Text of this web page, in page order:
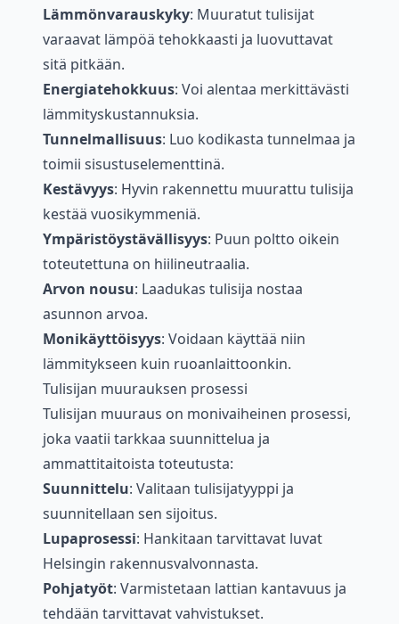
Lämmönvarauskyky: Muuratut tulisijat
varaavat lämpöä tehokkaasti ja luovuttavat
sitä pitkään.
Energiatehokkuus: Voi alentaa merkittävästi
lämmityskustannuksia.
Tunnelmallisuus: Luo kodikasta tunnelmaa ja
toimii sisustuselementtinä.
Kestävyys: Hyvin rakennettu muurattu tulisija
kestää vuosikymmeniä.
Ympäristöystävällisyys: Puun poltto oikein
toteutettuna on hiilineutraalia.
Arvon nousu: Laadukas tulisija nostaa
asunnon arvoa.
Monikäyttöisyys: Voidaan käyttää niin
lämmitykseen kuin ruoanlaittoonkin.
Tulisijan muurauksen prosessi
Tulisijan muuraus on monivaiheinen prosessi,
joka vaatii tarkkaa suunnittelua ja
ammattitaitoista toteutusta:
Suunnittelu: Valitaan tulisijatyyppi ja
suunnitellaan sen sijoitus.
Lupaprosessi: Hankitaan tarvittavat luvat
Helsingin rakennusvalvonnasta.
Pohjatyöt: Varmistetaan lattian kantavuus ja
tehdään tarvittavat vahvistukset.